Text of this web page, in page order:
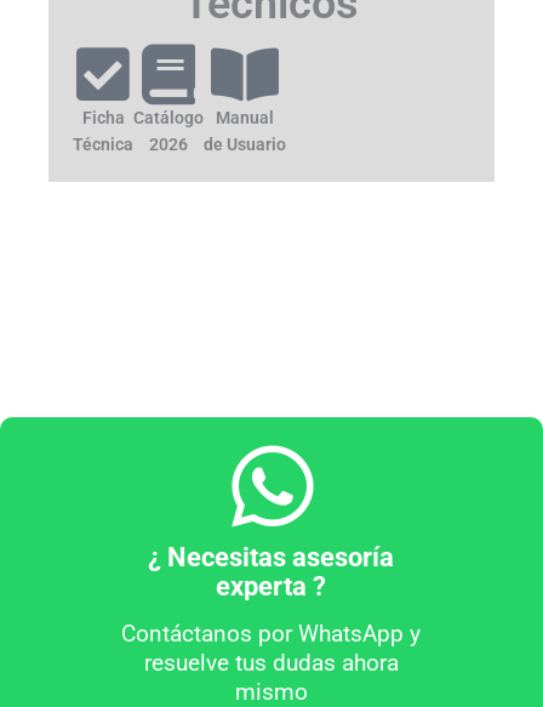
Ficha
Técnica
Catálogo
2026
Manual
de Usuario
¿ Necesitas asesoría
experta ?
Contáctanos por WhatsApp y
resuelve tus dudas ahora
mismo